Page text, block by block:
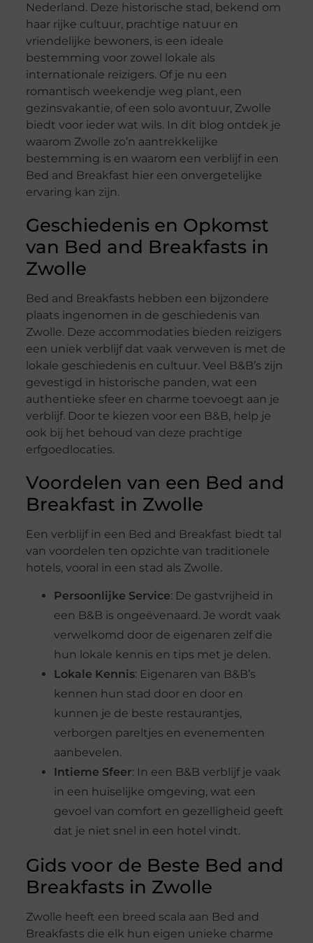
Nederland. Deze historische stad, bekend om
haar rijke cultuur, prachtige natuur en
vriendelijke bewoners, is een ideale
bestemming voor zowel lokale als
internationale reizigers. Of je nu een
romantisch weekendje weg plant, een
gezinsvakantie, of een solo avontuur, Zwolle
biedt voor ieder wat wils. In dit blog ontdek je
waarom Zwolle zo’n aantrekkelijke
bestemming is en waarom een verblijf in een
Bed and Breakfast hier een onvergetelijke
ervaring kan zijn.
Geschiedenis en Opkomst
van Bed and Breakfasts in
Zwolle
Bed and Breakfasts hebben een bijzondere
plaats ingenomen in de geschiedenis van
Zwolle. Deze accommodaties bieden reizigers
een uniek verblijf dat vaak verweven is met de
lokale geschiedenis en cultuur. Veel B&B’s zijn
gevestigd in historische panden, wat een
authentieke sfeer en charme toevoegt aan je
verblijf. Door te kiezen voor een B&B, help je
ook bij het behoud van deze prachtige
erfgoedlocaties.
Voordelen van een Bed and
Breakfast in Zwolle
Een verblijf in een Bed and Breakfast biedt tal
van voordelen ten opzichte van traditionele
hotels, vooral in een stad als Zwolle.
Persoonlijke Service: De gastvrijheid in
een B&B is ongeëvenaard. Je wordt vaak
verwelkomd door de eigenaren zelf die
hun lokale kennis en tips met je delen.
Lokale Kennis: Eigenaren van B&B’s
kennen hun stad door en door en
kunnen je de beste restaurantjes,
verborgen pareltjes en evenementen
aanbevelen.
Intieme Sfeer: In een B&B verblijf je vaak
in een huiselijke omgeving, wat een
gevoel van comfort en gezelligheid geeft
dat je niet snel in een hotel vindt.
Gids voor de Beste Bed and
Breakfasts in Zwolle
Zwolle heeft een breed scala aan Bed and
Breakfasts die elk hun eigen unieke charme